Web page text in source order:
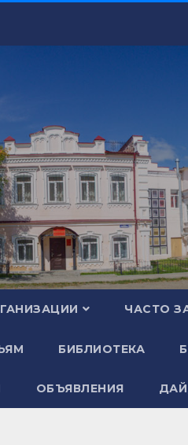
ЧАСТО
БИБЛИОТЕКА
ОБЪЯВЛЕНИЯ